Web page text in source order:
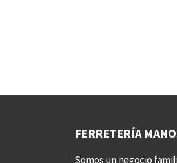
FERRETERÍA
Somos un negocio